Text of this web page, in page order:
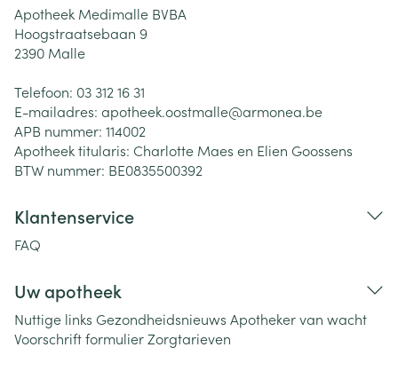
Apotheek Medimalle BVBA
Hoogstraatsebaan 9
2390 Malle
Telefoon: 03 312 16 31
E-mailadres: apotheek.oostmalle@armonea.be
APB nummer: 114002
Apotheek titularis: Charlotte Maes en Elien Goossens
BTW nummer: BE0835500392
Klantenservice
FAQ
Uw apotheek
Nuttige links Gezondheidsnieuws Apotheker van wacht
Voorschrift formulierZorgtarieven